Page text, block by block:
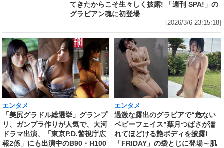
てきたからこそ生々しく披露! 「週刊 SPA!」の
グラビアン魂に初登場
[2026/3/6 23:15:18]
エンタメ
「美尻グラドル総選挙」グランプ
リ、ガンプラ作りが人気で、大河
ドラマ出演、「東京P.D.警視庁広
報2係」にも出演中のB90・H100
エンタメ
過激な露出のグラビアで“危ない
ベビーフェイス”葉月つばさが濡
れてほどける艶ボディを披露!
「FRIDAY」の袋とじに登場～肌